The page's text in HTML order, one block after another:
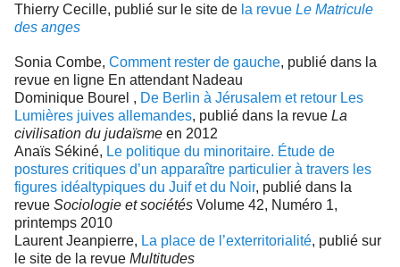
Thierry Cecille, publié sur le site de la revue Le Matricule
des anges
Sonia Combe, Comment rester de gauche, publié dans la
revue en ligne En attendant Nadeau
Dominique Bourel , De Berlin à Jérusalem et retour Les
Lumières juives allemandes, publié dans la revue La
civilisation du judaïsme en 2012
Anaïs Sékiné, Le politique du minoritaire. Étude de
postures critiques d’un apparaître particulier à travers les
figures idéaltypiques du Juif et du Noir, publié dans la
revue Sociologie et sociétés Volume 42, Numéro 1,
printemps 2010
Laurent Jeanpierre, La place de l’exterritorialité, publié sur
le site de la revue Multitudes